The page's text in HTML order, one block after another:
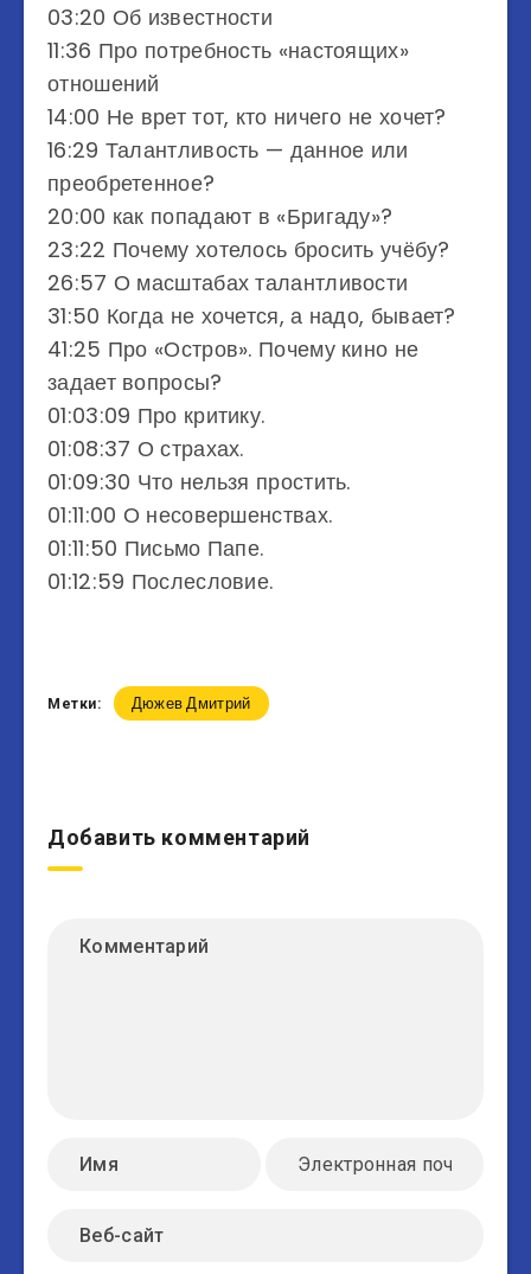
03:20 Об известности
11:36 Про потребность «настоящих»
отношений
14:00 Не врет тот, кто ничего не хочет?
16:29 Талантливость — данное или
преобретенное?
20:00 как попадают в «Бригаду»?
23:22 Почему хотелось бросить учёбу?
26:57 О масштабах талантливости
31:50 Когда не хочется, а надо, бывает?
41:25 Про «Остров». Почему кино не
задает вопросы?
01:03:09 Про критику.
01:08:37 О страхах.
01:09:30 Что нельзя простить.
01:11:00 О несовершенствах.
01:11:50 Письмо Папе.
01:12:59 Послесловие.
Метки: Дюжев Дмитрий
Добавить комментарий